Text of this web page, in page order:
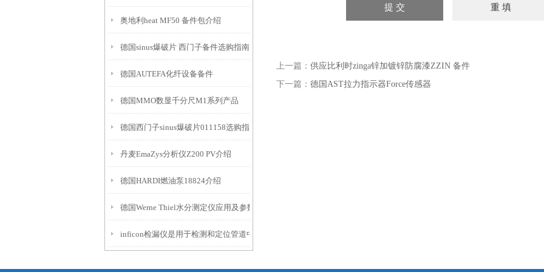
奥地利heat MF50 备件包介绍
德国sinus爆破片 西门子备件选购指南
德国AUTEFA化纤设备备件
德国MMO数显千分尺M1系列产品
德国西门子sinus爆破片011158选购指南
丹麦EmaZys分析仪Z200 PV介绍
德国HARDI燃油泵18824介绍
德国Werne Thiel水分测定仪应用及参数
inficon检漏仪是用于检测和定位管道中泄漏点的仪器
上一篇： 供应比利时zinga锌加镀锌防腐漆ZZIN 备件
下一篇： 德国AST拉力指示器Force传感器